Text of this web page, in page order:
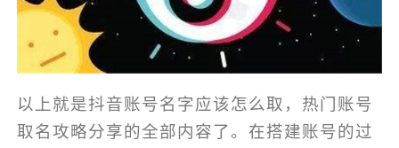
以上就是抖音账号名字应该怎么取，热门账号
取名攻略分享的全部内容了。在搭建账号的过